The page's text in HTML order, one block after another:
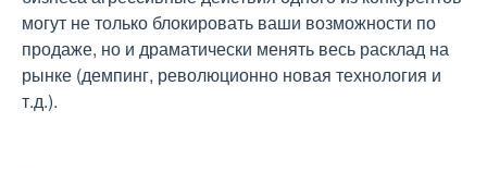
могут не только блокировать ваши возможности по
продаже, но и драматически менять весь расклад на
рынке (демпинг, революционно новая технология и
т.д.).